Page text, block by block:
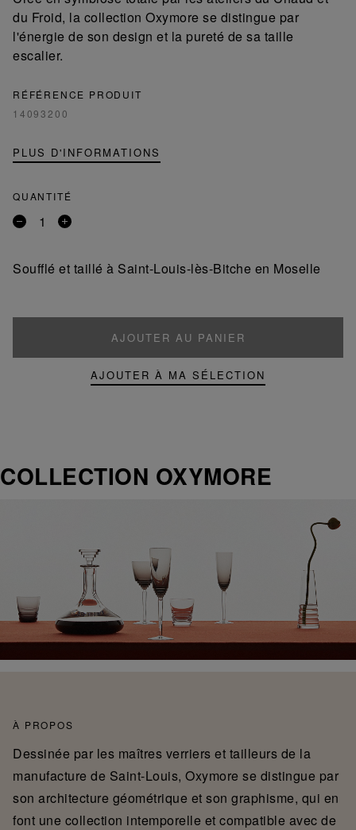
du Froid, la collection Oxymore se distingue par
l'énergie de son design et la pureté de sa taille
escalier.
RÉFÉRENCE PRODUIT
14093200
PLUS D'INFORMATIONS
QUANTITÉ
Retirer
Ajouter
Soufflé et taillé à Saint-Louis-lès-Bitche en Moselle
AJOUTER AU PANIER
AJOUTER À MA SÉLECTION
COLLECTION OXYMORE
À PROPOS
Dessinée par les maîtres verriers et tailleurs de la
manufacture de Saint-Louis, Oxymore se distingue par
son architecture géométrique et son graphisme, qui en
font une collection intemporelle et compatible avec de